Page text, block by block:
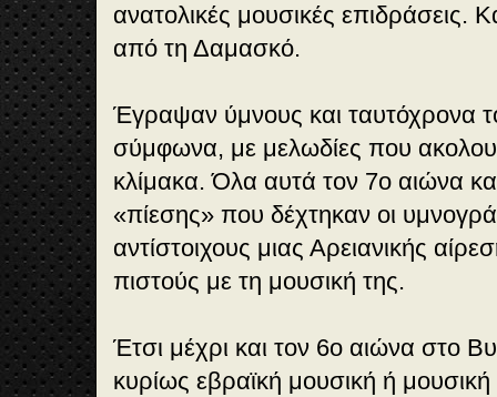
ανατολικές μουσικές επιδράσεις.
από τη Δαμασκό.
Έγραψαν ύμνους και ταυτόχρονα
σύμφωνα, με μελωδίες που
κλίμακα. Όλα αυτά τον 7ο αιώνα
«πίεσης» που δέχτηκαν οι
αντίστοιχους μιας Αρειανικής
πιστούς με τη μουσική της.
Έτσι μέχρι και τον 6ο αιώνα στο
κυρίως εβραϊκή μουσική ή